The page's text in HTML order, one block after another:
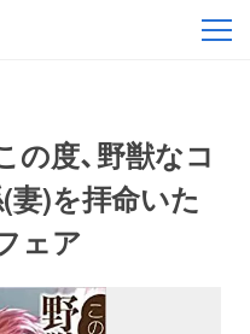
の度、野獣なコ
妻)を拝命いた
ェア